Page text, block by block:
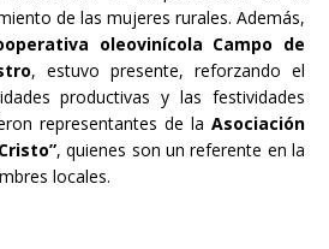
de las mujeres rurales. Además,
oleovinícola Campo de
, estuvo presente, reforzando el
productivas y las festividades
representantes de la Asociación
, quienes son un referente en la
locales.